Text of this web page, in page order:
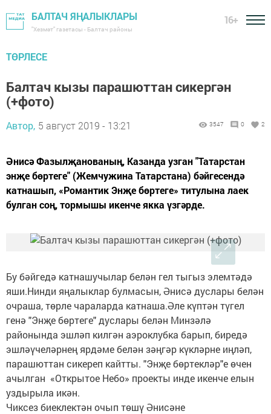
БАЛТАЧ ЯҢАЛЫКЛАРЫ
"Хезмәт" газетасы - Балтач районы
16+
ТӨРЛЕСЕ
Балтач кызы парашюттан сикергән
(+фото)
Автор, 5 август 2019 - 13:21 3547 0 2
Әнисә Фазылҗанованың, Казанда узган "Татарстан
энҗе бөртеге" (Жемчужина Татарстана) бәйгесендә
катнашып, «Романтик Энҗе бөртеге» титулына лаек
булган соң, тормышы икенче якка үзгәрде.
Бу бәйгедә катнашучылар белән гел тыгыз элемтәдә
яши.Нинди яңалыклар булмасын, Әнисә дуслары белән
очраша, төрле чараларда катнаша.Әле күптән түгел
генә "Энҗе бөртеге" дуслары белән Минзәлә
районында эшләп килгән аэроклубка барып, биредә
эшләүчеләрнең ярдәме белән зәңгәр күкләрне иңләп,
парашюттан сикереп кайтты. "Энҗе бөртекләр"е өчен
ачылган «Открытое Небо» проекты инде икенче елын
уздырыла икән.
Чиксез биеклектән очып төшү Әнисәне